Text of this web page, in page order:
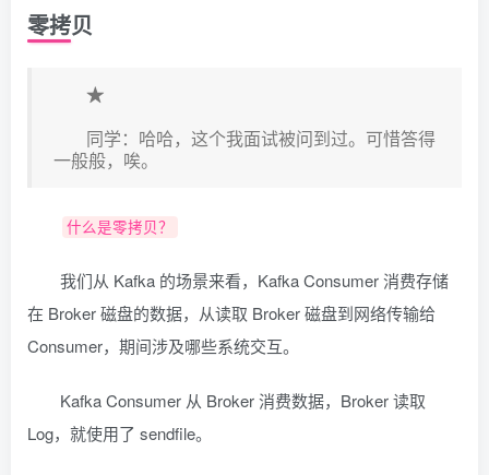
零拷贝
★
同学：哈哈，这个我面试被问到过。可惜答得
一般般，唉。
什么是零拷贝？
我们从 Kafka 的场景来看，Kafka Consumer 消费存储
在 Broker 磁盘的数据，从读取 Broker 磁盘到网络传输给
Consumer，期间涉及哪些系统交互。
Kafka Consumer 从 Broker 消费数据，Broker 读取
Log，就使用了 sendfile。